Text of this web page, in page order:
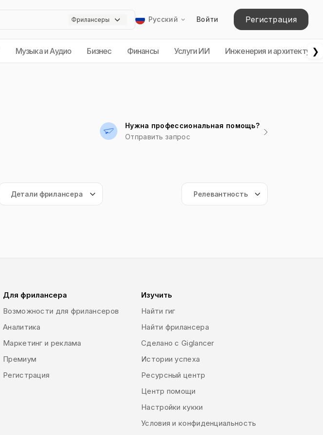
Русский Войти Регистрация
Музыка и Аудио Бизнес Финансы Услуги ИИ Инженерия и архитектура
❯
Нужна профессиональная помощь?
Отправить запрос
Для фрилансера
Возможности для фрилансеров
Аналитика
Маркетинг и реклама
Премиум
Регистрация
Изучить
Найти гиг
Найти фрилансера
Сделано с Giglancer
Истории успеха
Ресурсный центр
Центр помощи
Настройки кукки
Условия и конфиденциальность